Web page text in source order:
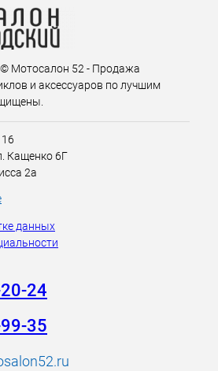
Мотосалон 52 - Продажа
и аксессуаров по лучшим
Кащенко 6Г
2а
данных
24
35